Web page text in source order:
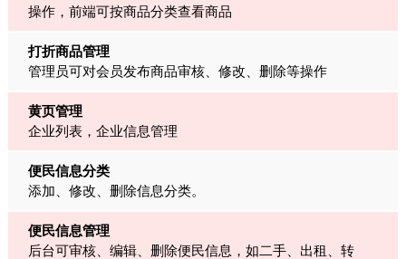
操作，前端可按商品分类查看商品
打折商品管理
管理员可对会员发布商品审核、修改、删除等操作
黄页管理
企业列表，企业信息管理
便民信息分类
添加、修改、删除信息分类。
便民信息管理
后台可审核、编辑、删除便民信息，如二手、出租、转